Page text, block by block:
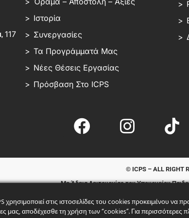
117
Ιστορία
Συνεργασίες
Τα Προγράμματά Μας
Νέες Θέσεις Εργασίας
Πρόσβαση Στο ICPS
© ICPS – ALL RIGHT
Με Άδεια Λειτουργίας του Υπουργείου
Ιδρυτικό Μέλος της Πανελλήνιας
στις ιστοσελίδες του cookies προκειμένου να
μας, αποδέχεσθε τη χρήση των “cookies”. Για